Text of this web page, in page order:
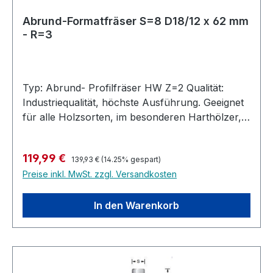
Abrund-Formatfräser S=8 D18/12 x 62 mm
- R=3
Typ: Abrund- Profilfräser HW Z=2 Qualität:
Industriequalität, höchste Ausführung. Geeignet
für alle Holzsorten, im besonderen Harthölzer,
Stirn- und umfangschneidend. Zum Abrunden
und Formatieren in einem Arbeitsgang. Für
Hand- und CNC Maschinen geeignet.
Handvorschub. Rechtslauf. Hochleistungs-
Abrundfräser mit Anlauflager, Hartmetall
Standzeit. Allgemeine Information : Sollten Sie
Ihren gesuchten Abrundfräser nicht im
Verkaufspreis:
119,99 € Regulärer Preis:
139,93 € (14.25% gespart)
Preise inkl. MwSt. zzgl. Versandkosten
In den Warenkorb